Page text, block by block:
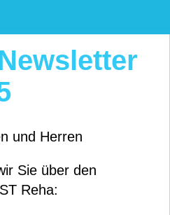
und Herren
Sie über den
Reha: